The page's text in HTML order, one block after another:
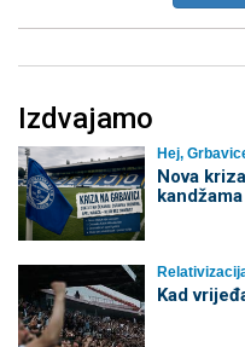
Izdvajamo
Hej,
Nova
Kad